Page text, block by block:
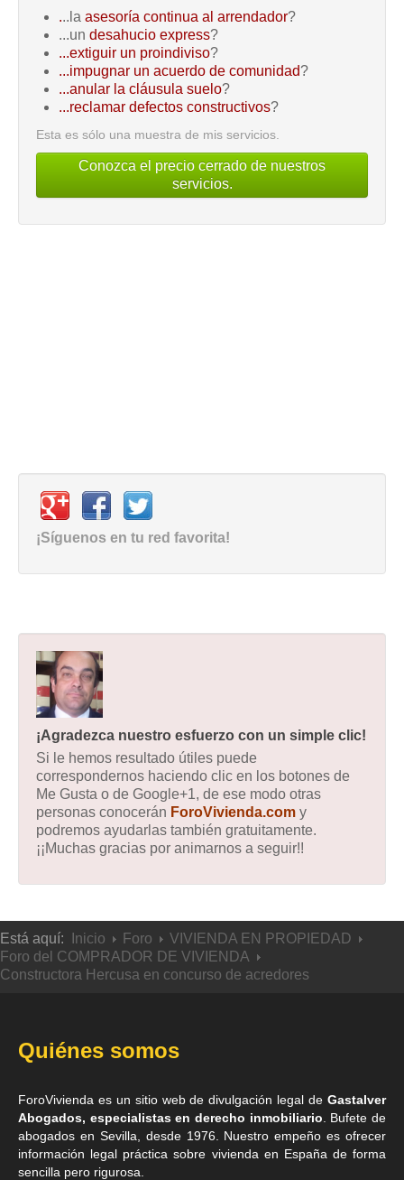
...la asesoría continua al arrendador?
...un desahucio express?
...extiguir un proindiviso?
...impugnar un acuerdo de comunidad?
...anular la cláusula suelo?
...reclamar defectos constructivos?
Esta es sólo una muestra de mis servicios.
Conozca el precio cerrado de nuestros
servicios.
¡Síguenos en tu red favorita!
¡Agradezca nuestro esfuerzo con un simple clic!
Si le hemos resultado útiles puede
correspondernos haciendo clic en los botones de
Me Gusta o de Google+1, de ese modo otras
personas conocerán ForoVivienda.com y
podremos ayudarlas también gratuitamente.
¡¡Muchas gracias por animarnos a seguir!!
Está aquí: Inicio Foro
VIVIENDA EN PROPIEDAD
Foro del COMPRADOR DE VIVIENDA
Constructora Hercusa en concurso de acredores
Quiénes somos
ForoVivienda es un sitio web de divulgación legal de Gastalver
Abogados, especialistas en derecho inmobiliario . Bufete de
abogados en Sevilla , desde 1976. Nuestro empeño es ofrecer
información legal práctica sobre vivienda en España de forma
sencilla pero rigurosa.